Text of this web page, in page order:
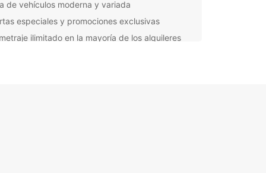
de vehículos moderna y variada
especiales y promociones exclusivas
ilimitado en la mayoría de los alquileres